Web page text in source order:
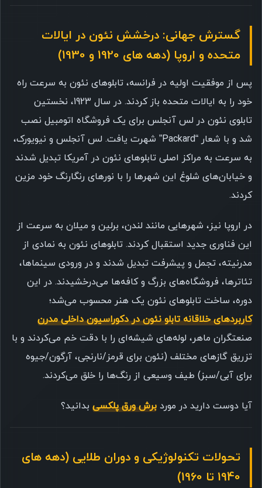
گسترش جهانی: درخشش نئون در ایالات
متحده و اروپا (دهه های 1920 و 1930)
پس از موفقیت اولیه در فرانسه، تابلوهای نئون به سرعت راه
خود را به ایالات متحده باز کردند. در سال 1923، نخستین
تابلوی نئون در لس آنجلس برای یک فروشگاه اتومبیل نصب
شد و با شعار “Packard” شهرت یافت. لس آنجلس و نیویورک،
به سرعت به مراکز اصلی تابلوهای نئون در آمریکا تبدیل شدند
و خیابان‌های شلوغ این شهرها را با نورهای رنگارنگ خود مزین
کردند.
در اروپا نیز، شهرهایی مانند لندن، برلین و میلان به سرعت از
این فناوری جدید استقبال کردند. تابلوهای نئون به نمادی از
مدرنیته، تجمل و پیشرفت تبدیل شدند و در ورودی سینماها،
تئاترها، فروشگاه‌های بزرگ و کافه‌ها می‌درخشیدند. در این
دوره، ساخت تابلوهای نئون یک هنر محسوب می‌شد؛
کاربردهای خلاقانه تابلو نئون در دکوراسیون داخلی مدرن
صنعتگران ماهر، لوله‌های شیشه‌ای را با دقت خم می‌کردند و با
تزریق گازهای مختلف (نئون برای قرمز/نارنجی، آرگون/جیوه
برای آبی/سبز) طیف وسیعی از رنگ‌ها را خلق می‌کردند.
آیا دوست دارید در مورد برش ورق پلکسی بدانید؟
تحولات تکنولوژیکی و دوران طلایی (دهه های
1940 تا 1960)